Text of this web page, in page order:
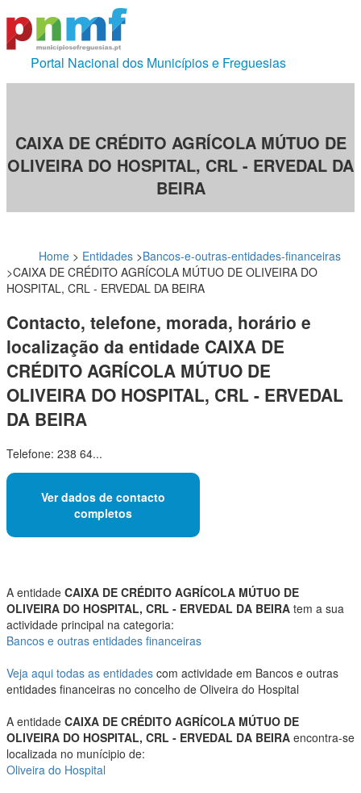
Portal Nacional dos Municípios e Freguesias
CAIXA DE CRÉDITO AGRÍCOLA MÚTUO DE
OLIVEIRA DO HOSPITAL, CRL - ERVEDAL DA
BEIRA
Home > Entidades >Bancos-e-outras-entidades-financeiras
>CAIXA DE CRÉDITO AGRÍCOLA MÚTUO DE OLIVEIRA DO
HOSPITAL, CRL - ERVEDAL DA BEIRA
Contacto, telefone, morada, horário e
localização da entidade CAIXA DE
CRÉDITO AGRÍCOLA MÚTUO DE
OLIVEIRA DO HOSPITAL, CRL - ERVEDAL
DA BEIRA
Telefone: 238 64...
Ver dados de contacto
completos
A entidade CAIXA DE CRÉDITO AGRÍCOLA MÚTUO DE
OLIVEIRA DO HOSPITAL, CRL - ERVEDAL DA BEIRA tem a sua
actividade principal na categoria:
Bancos e outras entidades financeiras
Veja aqui todas as entidades com actividade em Bancos e outras
entidades financeiras no concelho de Oliveira do Hospital
A entidade CAIXA DE CRÉDITO AGRÍCOLA MÚTUO DE
OLIVEIRA DO HOSPITAL, CRL - ERVEDAL DA BEIRA encontra-se
localizada no munícipio de:
Oliveira do Hospital